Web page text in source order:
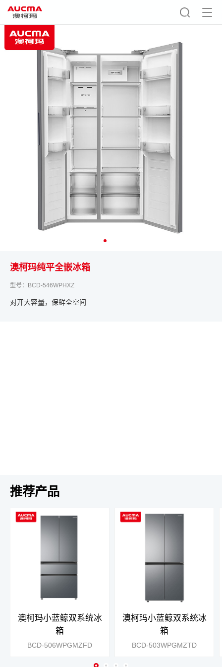
澳柯玛纯平全嵌冰箱
型号：BCD-546WPHXZ
对开大容量，保鲜全空间
推荐产品
澳柯玛小蓝鲸双系统冰
箱
BCD-506WPGMZFD
澳柯玛小蓝鲸双系统冰
箱
BCD-503WPGMZTD